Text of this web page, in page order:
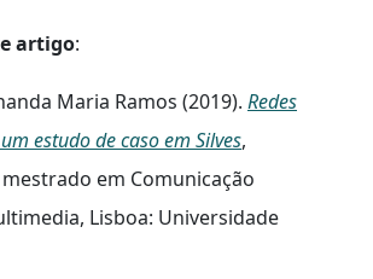
artigo:
Maria Ramos (2019). Redes
estudo de caso em Silves,
em Comunicação
Lisboa: Universidade